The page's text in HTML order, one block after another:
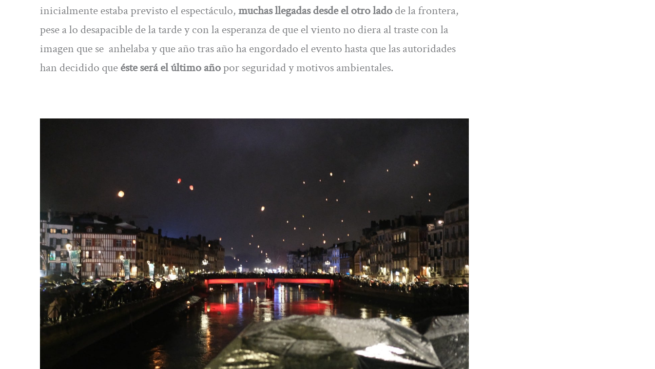
inicialmente estaba previsto el espectáculo,muchas llegadas desde el otro ladode la frontera,
pese a lo desapacible de la tarde y con la esperanza de que el viento no diera al traste con la
imagen que se anhelaba y que año tras año ha engordado el evento hasta que las autoridades
han decidido queéste será el último añopor seguridad y motivos ambientales.